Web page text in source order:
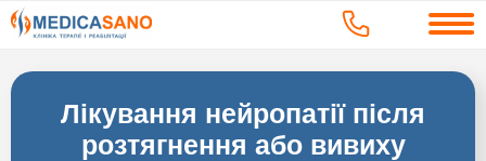
Лікування нейропатії після
розтягнення або вивиху